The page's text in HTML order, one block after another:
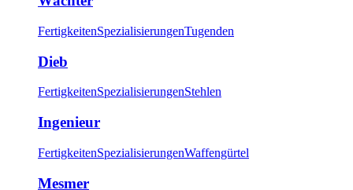
FertigkeitenSpezialisierungenTugenden
Dieb
FertigkeitenSpezialisierungenStehlen
Ingenieur
FertigkeitenSpezialisierungenWaffengürtel
Mesmer